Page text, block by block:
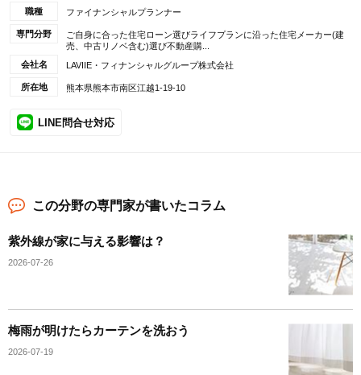
職種 ファイナンシャルプランナー
専門分野
ご自身に合った住宅ローン選びライフプランに沿った住宅メーカー(建
売、中古リノベ含む)選び不動産購...
会社名
LAVIIE・フィナンシャルグループ株式会社
所在地 熊本県熊本市南区江越1-19-10
LINE問合せ対応
この分野の専門家が書いたコラム
紫外線が家に与える影響は？
2026-07-26
梅雨が明けたらカーテンを洗おう
2026-07-19